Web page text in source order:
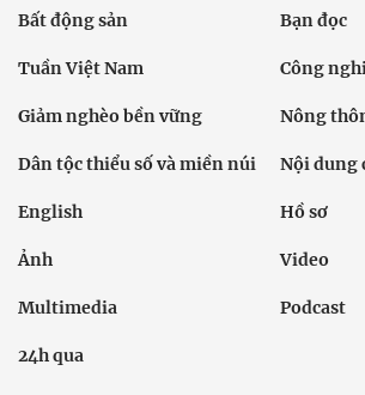
Bất động sản Bạn đọc
Tuần Việt Nam Công
Giảm nghèo bền vững Nông
Dân tộc thiểu số và miền núi Nội dung
English Hồ sơ
Ảnh Video
Multimedia Podcast
24h qua